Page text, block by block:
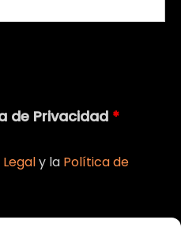
de Privacidad *
y la Política de